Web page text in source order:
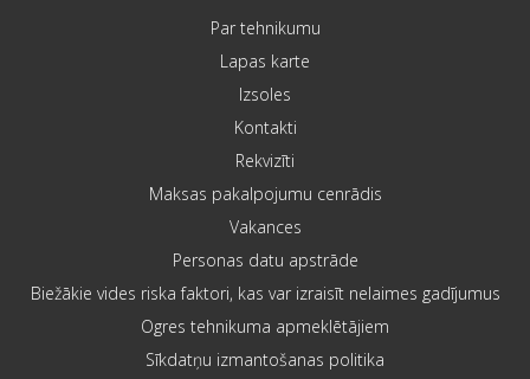
Par tehnikumu
Lapas karte
Izsoles
Kontakti
Rekvizīti
Maksas pakalpojumu cenrādis
Vakances
Personas datu apstrāde
Biežākie vides riska faktori, kas var izraisīt nelaimes gadījumus
Ogres tehnikuma apmeklētājiem
Sīkdatņu izmantošanas politika